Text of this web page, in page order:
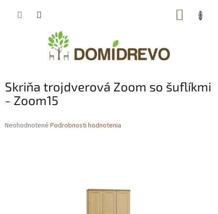
Skriňa trojdverová Zoom so šuflíkmi
- Zoom15
Priemerné
Neohodnotené Podrobnosti hodnotenia